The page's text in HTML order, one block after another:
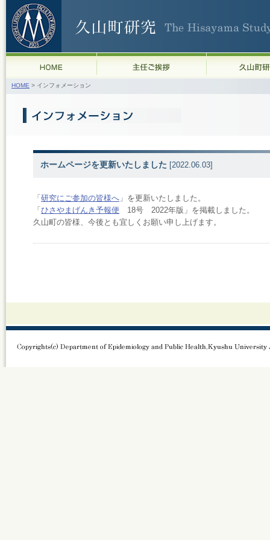
HOME > インフォメーション
ホームページを更新いたしました [2022.06.03]
「 研究にご参加の皆様へ 」を更新いたしました。
「 ひさやまげんき予報便 18号 2022年版」を掲載しました。
久山町の皆様、今後とも宜しくお願い申し上げます。